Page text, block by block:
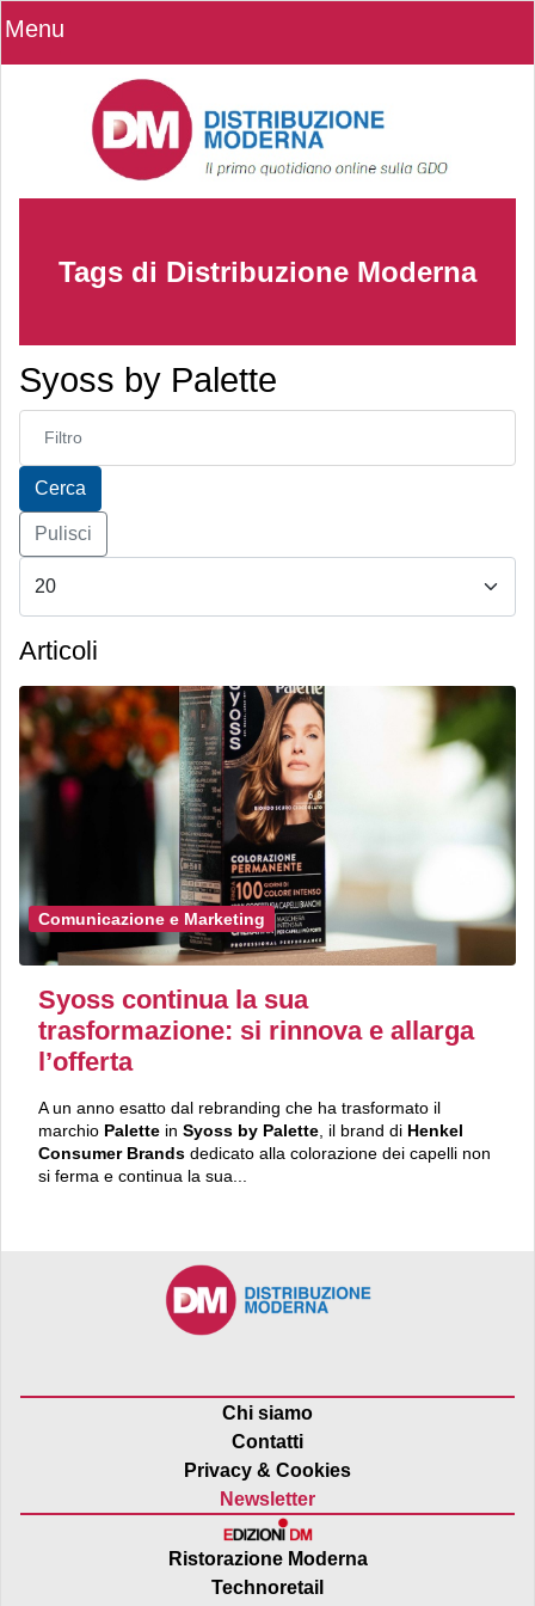
Menu
Tags di Distribuzione Moderna
Syoss by Palette
Inserisci parte del titolo
Cerca
Pulisci
Articoli
Comunicazione e Marketing
Syoss continua la sua
trasformazione: si rinnova e allarga
l’offerta
A un anno esatto dal rebranding che ha trasformato il
marchio Palette in Syoss by Palette , il brand di Henkel
Consumer Brands dedicato alla colorazione dei capelli non
si ferma e continua la sua...
Chi siamo
Contatti
Privacy & Cookies
Newsletter
Ristorazione Moderna
Technoretail